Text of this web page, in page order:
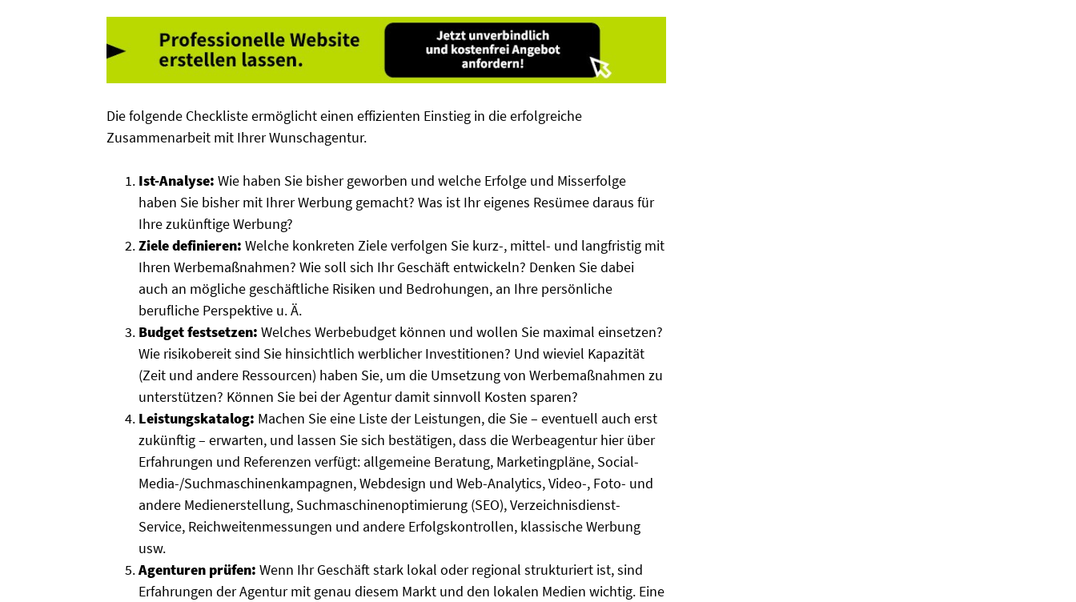
Die folgende Checkliste ermöglicht einen effizienten Einstieg in die erfolgreiche
Zusammenarbeit mit Ihrer Wunschagentur.
Ist-Analyse: Wie haben Sie bisher geworben und welche Erfolge und Misserfolge
haben Sie bisher mit Ihrer Werbung gemacht? Was ist Ihr eigenes Resümee daraus für
Ihre zukünftige Werbung?
Ziele definieren: Welche konkreten Ziele verfolgen Sie kurz-, mittel- und langfristig mit
Ihren Werbemaßnahmen? Wie soll sich Ihr Geschäft entwickeln? Denken Sie dabei
auch an mögliche geschäftliche Risiken und Bedrohungen, an Ihre persönliche
berufliche Perspektive u. Ä.
Budget festsetzen: Welches Werbebudget können und wollen Sie maximal einsetzen?
Wie risikobereit sind Sie hinsichtlich werblicher Investitionen? Und wieviel Kapazität
(Zeit und andere Ressourcen) haben Sie, um die Umsetzung von Werbemaßnahmen zu
unterstützen? Können Sie bei der Agentur damit sinnvoll Kosten sparen?
Leistungskatalog: Machen Sie eine Liste der Leistungen, die Sie – eventuell auch erst
zukünftig – erwarten, und lassen Sie sich bestätigen, dass die Werbeagentur hier über
Erfahrungen und Referenzen verfügt: allgemeine Beratung, Marketingpläne, Social-
Media-/Suchmaschinenkampagnen, Webdesign und Web-Analytics, Video-, Foto- und
andere Medienerstellung, Suchmaschinenoptimierung (SEO), Verzeichnisdienst-
Service, Reichweitenmessungen und andere Erfolgskontrollen, klassische Werbung
usw.
Agenturen prüfen: Wenn Ihr Geschäft stark lokal oder regional strukturiert ist, sind
Erfahrungen der Agentur mit genau diesem Markt und den lokalen Medien wichtig. Eine